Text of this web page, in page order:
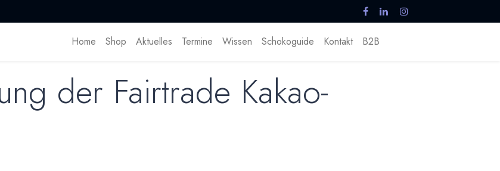
Home Shop Aktuelles Termine Wissen Schokoguide Kontakt B2B
der Fairtrade Kakao-